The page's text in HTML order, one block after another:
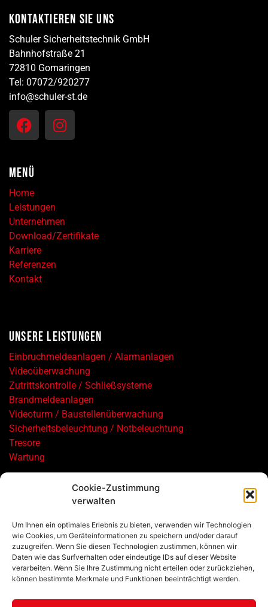
Cookie-Zustimmung
verwalten
Um Ihnen ein optimales Erlebnis zu bieten, verwenden wir Technologien
wie Cookies, um Geräteinformationen zu speichern und/oder darauf
zuzugreifen. Wenn Sie diesen Technologien zustimmen, können wir
Daten wie das Surfverhalten oder eindeutige IDs auf dieser Website
verarbeiten. Wenn Sie Ihre Zustimmung nicht erteilen oder zurückziehen,
können bestimmte Merkmale und Funktionen beeinträchtigt werden.
KONTAKTIEREN SIE UNS
Schuler Sicherheitstechnik GmbH
Bahnhofstraße 21
72810 Gomaringen
Tel: 07072/920277
info@schuler-st.de
MENÜ
Home
Leistungen
Unternehmen
Download/Zertifikate
Karriere
Referenzen
Kontakt
UNSERE LEISTUNGEN
Einbruchmeldeanlagen / Alarmanlagen
Videoüberwachung
Zutrittskontrolle / Schließsysteme
Brandmeldeanlagen
Videoturm / Baustellenüberwachung
Sicherheitsbeleuchtung / Notbeleuchtung
Tresore
Wartung
©2026, Schuler Sicherheitstechnik GmbH
Impressum